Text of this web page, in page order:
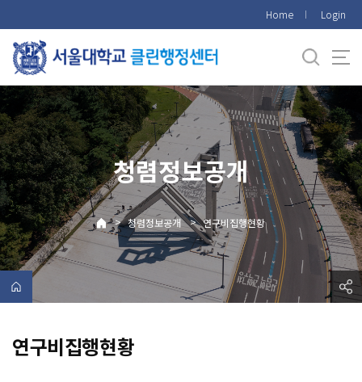
로
메
뉴
Home Login
청렴정보공개
> 청렴정보공개 > 연구비집행현황
연구비집행현황